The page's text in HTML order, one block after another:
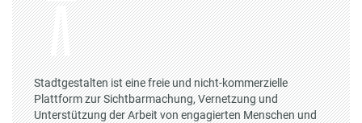
Stadtgestalten ist eine freie und nicht-kommerzielle
Plattform zur Sichtbarmachung, Vernetzung und
Unterstützung der Arbeit von engagierten Menschen und